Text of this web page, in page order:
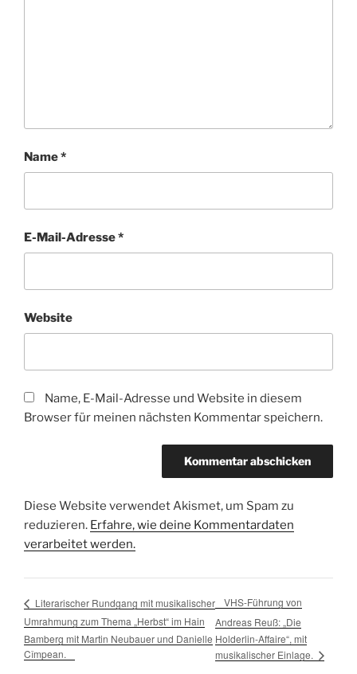
Name*
E-Mail-Adresse*
Website
Name, E-Mail-Adresse und Website in diesem
Browser für meinen nächsten Kommentar speichern.
Diese Website verwendet Akismet, um Spam zu
reduzieren. Erfahre, wie deine Kommentardaten
verarbeitet werden.
Literarischer Rundgang mit musikalischer
Umrahmung zum Thema „Herbst“ im Hain
Bamberg mit Martin Neubauer und Danielle
Cîmpean.
VHS-Führung von
Andreas Reuß: „Die
Holderlin-Affaire“, mit
musikalischer Einlage.